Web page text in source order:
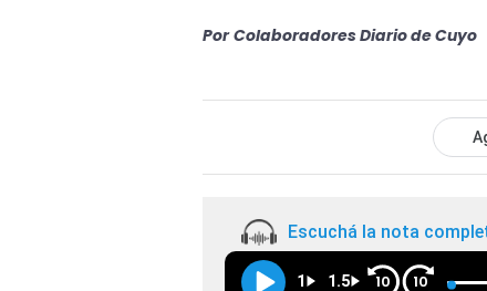
Por Colaboradores Diario de Cuyo
Escuchá la nota
1 1.5 10 10